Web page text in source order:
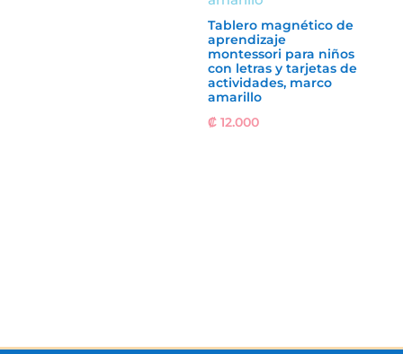
Tablero magnético de
aprendizaje
montessori para niños
con letras y tarjetas de
actividades, marco
amarillo
₡12.000